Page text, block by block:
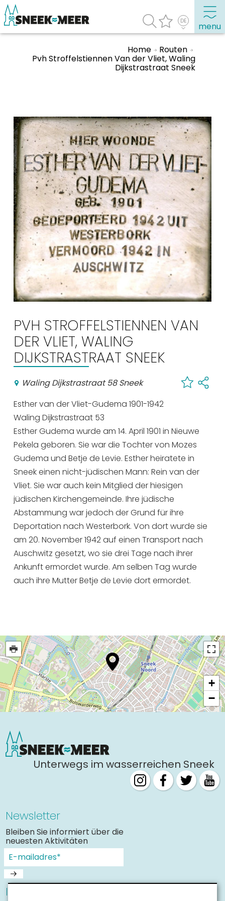
menu
Highlights
Sehenswürdigkeiten
Sehen & Erleben
Essen, Trinken, Ausgehen
Wassersport
Übernachten
Einkaufen
Veranstaltungskalender
Häufig besuchte Seiten:
Sneek mit Kinder
VVV Sneek
Drahtloses Internet
Sehenswürdigkeiten
Home Routen
Pvh Stroffelstiennen Van der Vliet, Waling
Dijkstrastraat Sneek
PVH STROFFELSTIENNEN VAN
DER VLIET, WALING
DIJKSTRASTRAAT SNEEK
Waling Dijkstrastraat 58 Sneek
Esther van der Vliet-Gudema 1901-1942
Waling Dijkstrastraat 53
Esther Gudema wurde am 14. April 1901 in Nieuwe
Pekela geboren. Sie war die Tochter von Mozes
Gudema und Betje de Levie. Esther heiratete in
Sneek einen nicht-jüdischen Mann: Rein van der
Vliet. Sie war auch kein Mitglied der hiesigen
jüdischen Kirchengemeinde. Ihre jüdische
Abstammung war jedoch der Grund für ihre
Deportation nach Westerbork. Von dort wurde sie
am 20. November 1942 auf einen Transport nach
Auschwitz gesetzt, wo sie drei Tage nach ihrer
Ankunft ermordet wurde. Am selben Tag wurde
auch ihre Mutter Betje de Levie dort ermordet.
+
−
Unterwegs im wasserreichen Sneek
Newsletter
Bleiben Sie informiert über die
neuesten Aktivitäten
Informationen